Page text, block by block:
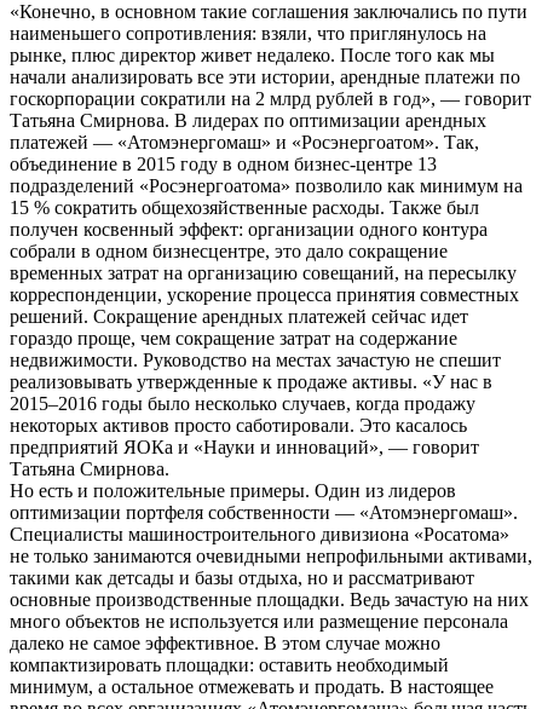
«Конечно, в основном такие соглашения заключались по пути
наименьшего сопротивления: взяли, что приглянулось на
рынке, плюс директор живет недалеко. После того как мы
начали анализировать все эти истории, арендные платежи по
госкорпорации сократили на 2 млрд рублей в год», — говорит
Татьяна Смирнова. В лидерах по оптимизации арендных
платежей — «Атомэнергомаш» и «Росэнергоатом». Так,
объединение в 2015 году в одном бизнес-центре 13
подразделений «Росэнергоатома» позволило как минимум на
15 % сократить общехозяйственные расходы. Также был
получен косвенный эффект: организации одного контура
собрали в одном бизнесцентре, это дало сокращение
временных затрат на организацию совещаний, на пересылку
корреспонденции, ускорение процесса принятия совместных
решений. Сокращение арендных платежей сейчас идет
гораздо проще, чем сокращение затрат на содержание
недвижимости. Руководство на местах зачастую не спешит
реализовывать утвержденные к продаже активы. «У нас в
2015–2016 годы было несколько случаев, когда продажу
некоторых активов просто саботировали. Это касалось
предприятий ЯОКа и «Науки и инноваций», — говорит
Татьяна Смирнова.
Но есть и положительные примеры. Один из лидеров
оптимизации портфеля собственности — «Атомэнергомаш».
Специалисты машиностроительного дивизиона «Росатома»
не только занимаются очевидными непрофильными активами,
такими как детсады и базы отдыха, но и рассматривают
основные производственные площадки. Ведь зачастую на них
много объектов не используется или размещение персонала
далеко не самое эффективное. В этом случае можно
компактизировать площадки: оставить необходимый
минимум, а остальное отмежевать и продать. В настоящее